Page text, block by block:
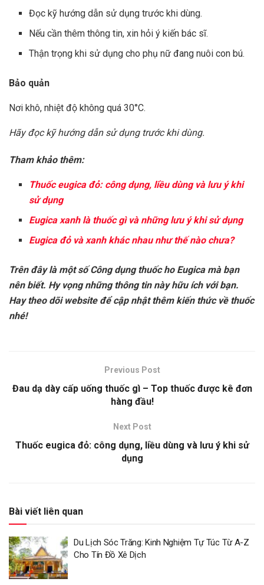
Đọc kỹ hướng dẫn sử dụng trước khi dùng.
Nếu cần thêm thông tin, xin hỏi ý kiến bác sĩ.
Thận trọng khi sử dụng cho phụ nữ đang nuôi con bú.
Bảo quản
Nơi khô, nhiệt độ không quá 30°C.
Hãy đọc kỹ hướng dẫn sử dụng trước khi dùng.
Tham khảo thêm:
Thuốc eugica đỏ: công dụng, liều dùng và lưu ý khi
sử dụng
Eugica xanh là thuốc gì và những lưu ý khi sử dụng
Eugica đỏ và xanh khác nhau như thế nào chưa?
Trên đây là một số Công dụng thuốc ho Eugica mà bạn
nên biết. Hy vọng những thông tin này hữu ích với bạn.
Hay theo dõi website để cập nhật thêm kiến thức về thuốc
nhé!
Previous Post
Đau dạ dày cấp uống thuốc gì – Top thuốc được kê đơn
hàng đầu!
Next Post
Thuốc eugica đỏ: công dụng, liều dùng và lưu ý khi sử
dụng
Bài viết liên quan
Du Lịch Sóc Trăng: Kinh Nghiệm Tự Túc Từ A-Z
Cho Tín Đồ Xê Dịch